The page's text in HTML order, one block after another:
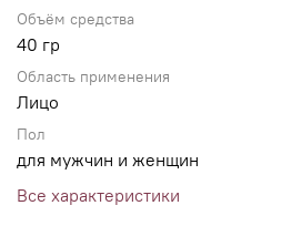
Объём средства
40 гр
Область применения
Лицо
Пол
для мужчин и женщин
Все характеристики